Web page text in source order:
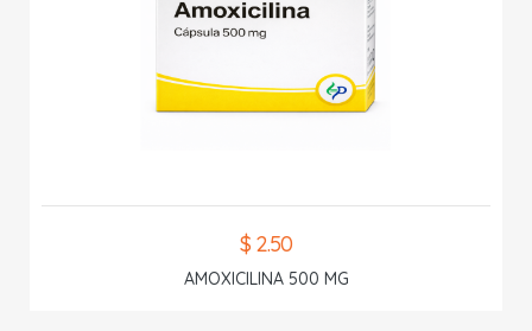
$ 2.50
AMOXICILINA 500 MG